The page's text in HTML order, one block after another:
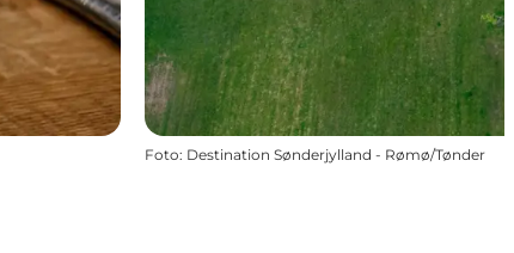
Foto: Destination Sønderjylland - Rømø/Tønder